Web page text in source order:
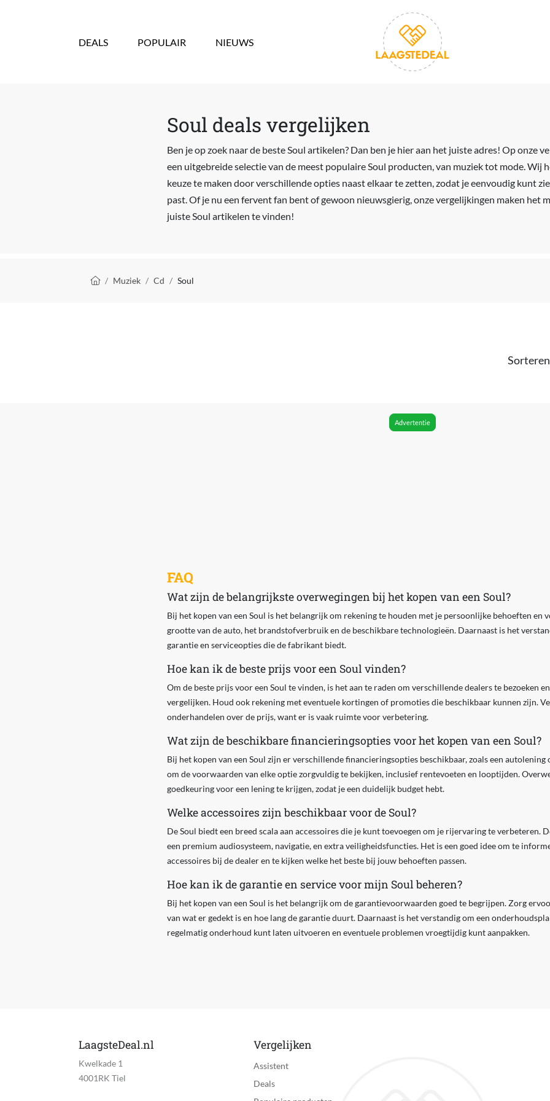
DEALS POPULAIR NIEUWS
Soul deals vergelijken
Ben je op zoek naar de beste Soul artikelen? Dan ben je hier aan het juiste adres! Op onze
een uitgebreide selectie van de meest populaire Soul producten, van muziek tot mode. Wij
keuze te maken door verschillende opties naast elkaar te zetten, zodat je eenvoudig kunt
past. Of je nu een fervent fan bent of gewoon nieuwsgierig, onze vergelijkingen maken het
juiste Soul artikelen te vinden!
Kruimelpad
Muziek Cd Soul
Advertentie
FAQ
Wat zijn de belangrijkste overwegingen bij het kopen van een Soul?
Bij het kopen van een Soul is het belangrijk om rekening te houden met je persoonlijke behoeften en
grootte van de auto, het brandstofverbruik en de beschikbare technologieën. Daarnaast is het
garantie en serviceopties die de fabrikant biedt.
Hoe kan ik de beste prijs voor een Soul vinden?
Om de beste prijs voor een Soul te vinden, is het aan te raden om verschillende dealers te bezoeken
vergelijken. Houd ook rekening met eventuele kortingen of promoties die beschikbaar kunnen zijn.
onderhandelen over de prijs, want er is vaak ruimte voor verbetering.
Wat zijn de beschikbare financieringsopties voor het kopen van een Soul?
Bij het kopen van een Soul zijn er verschillende financieringsopties beschikbaar, zoals een
om de voorwaarden van elke optie zorgvuldig te bekijken, inclusief rentevoeten en looptijden.
goedkeuring voor een lening te krijgen, zodat je een duidelijk budget hebt.
Welke accessoires zijn beschikbaar voor de Soul?
De Soul biedt een breed scala aan accessoires die je kunt toevoegen om je rijervaring te verbeteren.
een premium audiosysteem, navigatie, en extra veiligheidsfuncties. Het is een goed idee om te
accessoires bij de dealer en te kijken welke het beste bij jouw behoeften passen.
Hoe kan ik de garantie en service voor mijn Soul beheren?
Bij het kopen van een Soul is het belangrijk om de garantievoorwaarden goed te begrijpen. Zorg
van wat er gedekt is en hoe lang de garantie duurt. Daarnaast is het verstandig om een
regelmatig onderhoud kunt laten uitvoeren en eventuele problemen vroegtijdig kunt aanpakken.
LaagsteDeal.nl
Kwelkade 1
4001RK Tiel
Vergelijken
Assistent
Deals